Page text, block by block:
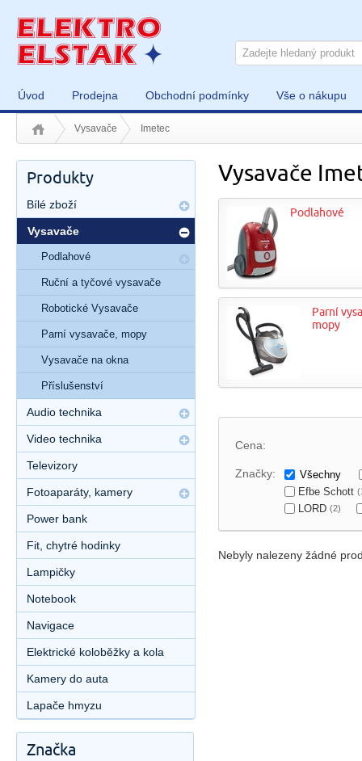
Úvod Prodejna Obchodní podmínky Vše o nákupu
Vysavače Imetec
Vysavače
Podlahové
Parní
mopy
Cena:
Značky:
Všechny
Efbe Schott
LORD (2)
Nebyly nalezeny žádné
Produkty
Bílé zboží
Vysavače
Podlahové
Ruční a tyčové vysavače
Robotické Vysavače
Parní vysavače, mopy
Vysavače na okna
Příslušenství
Audio technika
Video technika
Televizory
Fotoaparáty, kamery
Power bank
Fit, chytré hodinky
Lampičky
Notebook
Navigace
Elektrické koloběžky a kola
Kamery do auta
Lapače hmyzu
Značka